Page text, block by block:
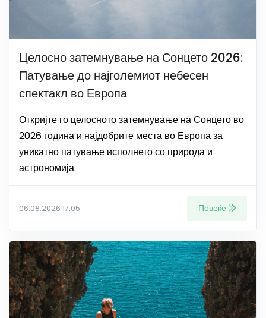
Целосно затемнување на Сонцето 2026:
Патување до најголемиот небесен
спектакл во Европа
Откријте го целосното затемнување на Сонцето во
2026 година и најдобрите места во Европа за
уникатно патување исполнето со природа и
астрономија.
06.08.2026 17:05 Повеќе